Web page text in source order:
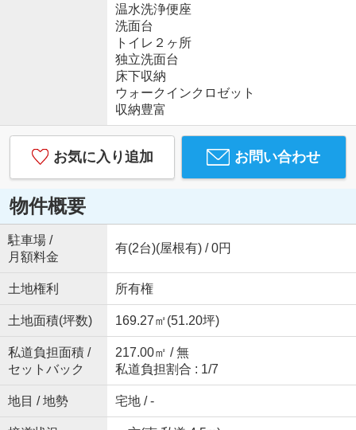
温水洗浄便座
洗面台
トイレ２ヶ所
独立洗面台
床下収納
ウォークインクロゼット
収納豊富
お気に入り追加 お問い合わせ
物件概要
駐車場 /
月額料金
有(2台)(屋根有) / 0円
土地権利 所有権
土地面積(坪数) 169.27㎡(51.20坪)
私道負担面積 /
セットバック
217.00㎡ / 無
私道負担割合 : 1/7
地目 / 地勢 宅地 / -